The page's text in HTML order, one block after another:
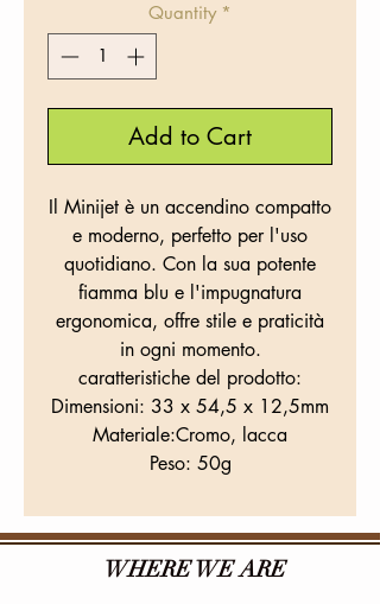
Quantity *
Add to Cart
Il Minijet è un accendino compatto
e moderno, perfetto per l'uso
quotidiano. Con la sua potente
fiamma blu e l'impugnatura
ergonomica, offre stile e praticità
in ogni momento.
caratteristiche del prodotto:
Dimensioni: 33 x 54,5 x 12,5mm
Materiale:Cromo, lacca
Peso: 50g
WHERE WE ARE